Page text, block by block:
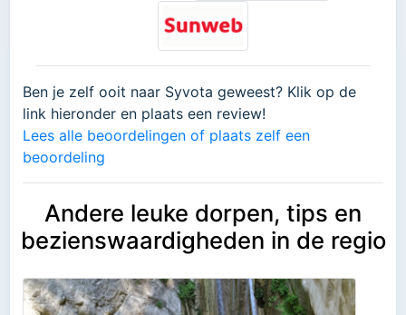
Ben je zelf ooit naar Syvota geweest? Klik op de
link hieronder en plaats een review!
Lees alle beoordelingen of plaats zelf een
beoordeling
Andere leuke dorpen, tips en
bezienswaardigheden in de regio